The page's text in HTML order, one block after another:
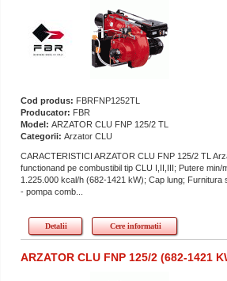
Cod produs: FBRFNP1252TL
Producator: FBR
Model: ARZATOR CLU FNP 125/2 TL
Categorii: Arzator CLU
CARACTERISTICI ARZATOR CLU FNP 125/2 TL
functionand pe combustibil tip CLU I,II,III; Putere min/
1.225.000 kcal/h (682-1421 kW); Cap lung;
- pompa comb...
Detalii Cere informatii
ARZATOR CLU FNP 125/2 (682-1421